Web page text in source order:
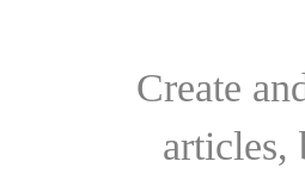
Create
articles,